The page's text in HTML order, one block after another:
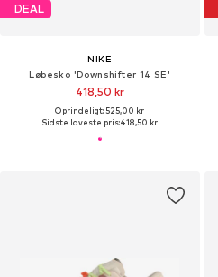
DEAL
NIKE
Løbesko 'Downshifter 14 SE'
418,50 kr
Oprindeligt: 525,00 kr
Sidste laveste pris:418,50 kr